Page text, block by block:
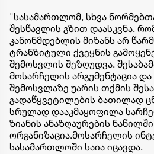
"სასამართლომ, სხვა
შესწავლის გზით დაასკვნა,
კანონმდებლის მიზანს არ
ტრანზიტული ქვეყნის
შემოსვლის შეზღუდვა.
მოსარჩელის არგუმენტაცია და
შემოსვლაზე უარის თქმის
გადაწყვეტილების ბათილად
სრულად დააკმაყოფილა
ზიანის ანაზღაურების
ორგანიზაცია.მოსარჩელის
სასამართლოში საია იცავდა.